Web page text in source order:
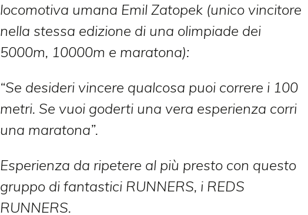
locomotiva umana Emil Zatopek (unico vincitore
nella stessa edizione di una olimpiade dei
5000m, 10000m e maratona):
“Se desideri vincere qualcosa puoi correre i 100
metri. Se vuoi goderti una vera esperienza corri
una maratona”.
Esperienza da ripetere al più presto con questo
gruppo di fantastici RUNNERS, i REDS
RUNNERS.